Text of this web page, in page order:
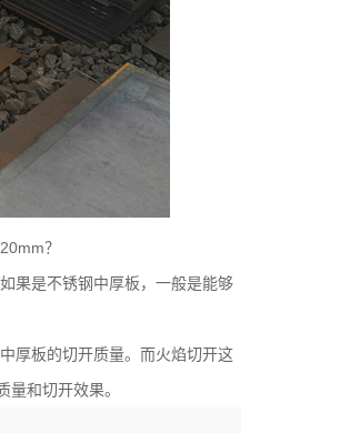
？
果是不锈钢中厚板，一般是能够
厚板的切开质量。而火焰切开这
和切开效果。